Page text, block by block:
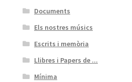
Documents
Els nostres músics
Escrits i memòria
Llibres i Papers de ...
Mínima